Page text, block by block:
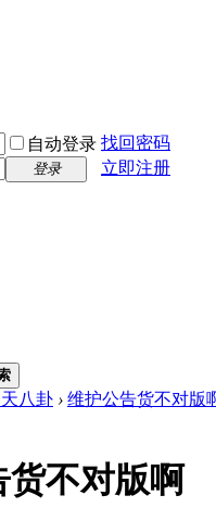
自动登录 找回密码
登录 立即注册
八卦 › 维护公告货不对版
货不对版啊